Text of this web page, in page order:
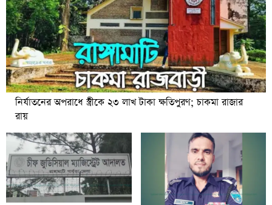
নির্যাতনের অপরাধে স্ত্রীকে ২৩ লাখ টাকা ক্ষতিপুরণ; চাকমা রাজার
রায়